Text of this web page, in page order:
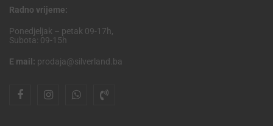
Radno vrijeme:
Ponedjeljak – petak 09-17h,
Subota: 09-15h
E mail: prodaja@silverland.ba